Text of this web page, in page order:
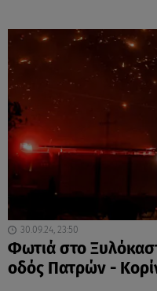
30.09.24, 23:50
Φωτιά στο
οδός Πατρών -